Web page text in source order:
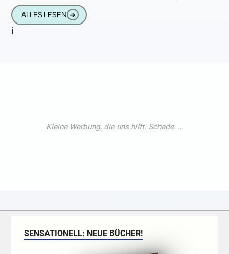
anerkannt, landet ein Schwall von Mails,
Briefen und Werbebeilagen im
ALLES LESEN ➔
i
SENSATIONELL: NEUE BÜCHER!